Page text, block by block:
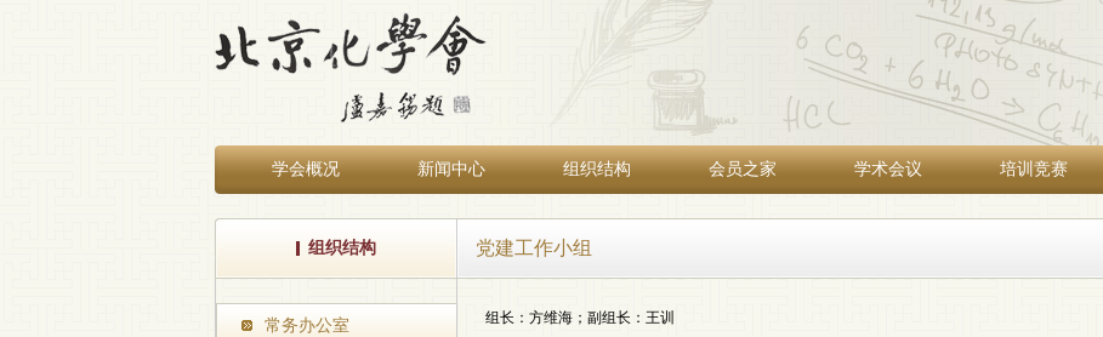
学会概况 新闻中心 组织结构 会员之家 学术会议 培训竞赛
组织结构 党建工作小组
常务办公室
组长：方维海；副组长：王训